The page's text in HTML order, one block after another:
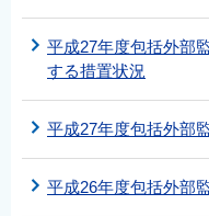
平成27年度包括外部
する措置状況
平成27年度包括外部
平成26年度包括外部